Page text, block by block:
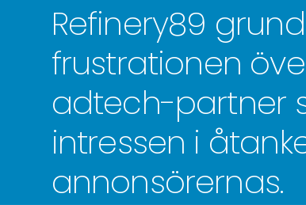
Refinery89
frustrationen
adtech-partner
intressen i
annonsörernas.